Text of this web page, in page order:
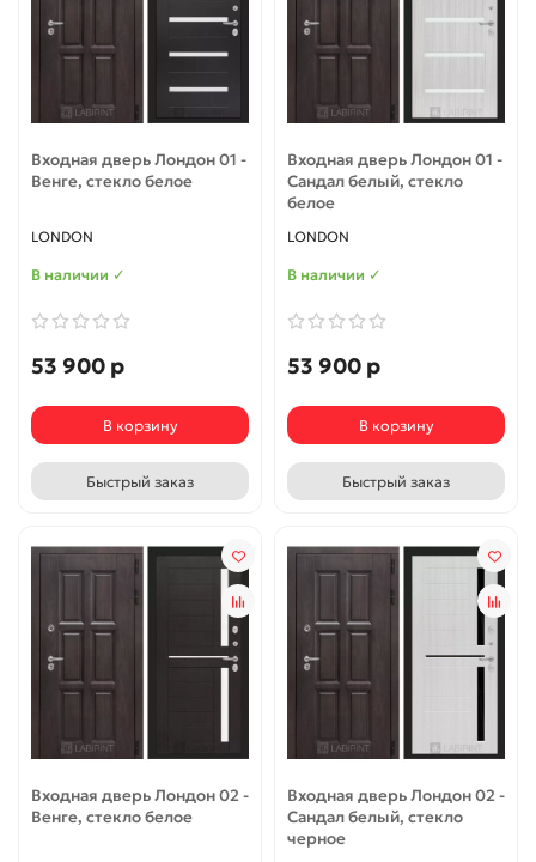
Входная дверь Лондон 01 -
Венге, стекло белое
LONDON
В наличии ✓
53 900 р
В корзину
Быстрый заказ
Входная дверь Лондон 01 -
Сандал белый, стекло
белое
LONDON
В наличии ✓
53 900 р
В корзину
Быстрый заказ
Входная дверь Лондон 02 -
Венге, стекло белое
Входная дверь Лондон 02 -
Сандал белый, стекло
черное